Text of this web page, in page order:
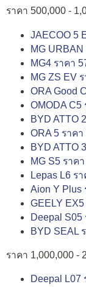
ราคา 500,000 -
JAECOO 5
MG
MG4 ราคา
MG ZS EV
ORA Good
OMODA C5
BYD ATTO
ORA 5 ราคา
BYD ATTO
MG S5 ราค
Lepas L6 ร
Aion Y Plus
GEELY
Deepal S05
BYD SEAL
ราคา 1,000,000 -
Deepal L07